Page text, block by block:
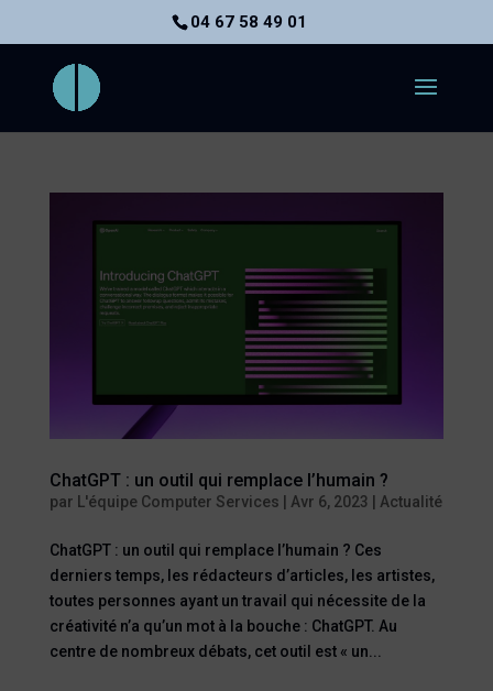
04 67 58 49 01
ChatGPT : un outil qui remplace l’humain ?
par L'équipe Computer Services Avr 6, 2023 Actualité
ChatGPT : un outil qui remplace l’humain ? Ces
derniers temps, les rédacteurs d’articles, les artistes,
toutes personnes ayant un travail qui nécessite de la
créativité n’a qu’un mot à la bouche : ChatGPT. Au
centre de nombreux débats, cet outil est « un...